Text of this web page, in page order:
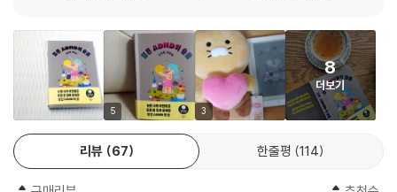
그리고 나는 의외로…… 복도에 얼룩진 껌 떼는 일을 좋아했다. 껌 떼기는
교무실 복도로 등교한 내가 반성문을 다 쓴 후 이행해야 하는 임무였다. 같
이 징계를 받는 친구나 선배들은 죄다 그 일을 싫어했다. 착한 선생님은 고
무장갑을 줬지만, 아닌 경우 맨손으로 수세미와 껌 칼, 퐁퐁을 다뤄야 했다.
더러운 일이었다. 그러나 내 손이 닿아 거룩할 정도로 깨끗해진 복도를 보
면 삼모작에 성공한 농부처럼 즐거웠다.
비위 약하고 게으른 내가 왜 그런 걸 좋아했을까?
미워했던 자신에게 건네는 화해의 기록,
고유한 모자람에 대한 긍정
성인 ADHD에 대한 무지의 한편에는 ‘혹시 나도 ADHD인가?’라는 농담
반 진담 반의 자조가 있다. 책 한 권, 영화 한 편, 심지어 짧은 영상 클립에도
집중하지 못하는 현대인들은 일터와 일상에서의 잦은 실수와 불가능, 그리
고 이로 이한 박탈감을 호소한다. 남몰래 ADHD 자가 진단 테스트를 해 보
5 3
8
더보기
리뷰 67 한줄평 114